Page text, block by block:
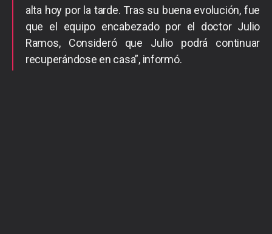
alta hoy por la tarde. Tras su buena evolución, fue
que el equipo encabezado por el doctor Julio
Ramos, Consideró que Julio podrá continuar
recuperándose en casa”, informó.